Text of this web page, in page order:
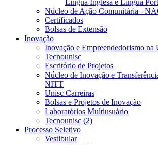
Língua Inglesa e Língua
Núcleo de Ação Comunitária -
Certificados
Bolsas de Extensão
Inovação
Inovação e Empreendedorismo na
Tecnounisc
Escritório de Projetos
Núcleo de Inovação e
NITT
Unisc Carreiras
Bolsas e Projetos de Inovação
Laboratórios Multiusuário
Tecnounisc (2)
Processo Seletivo
Vestibular